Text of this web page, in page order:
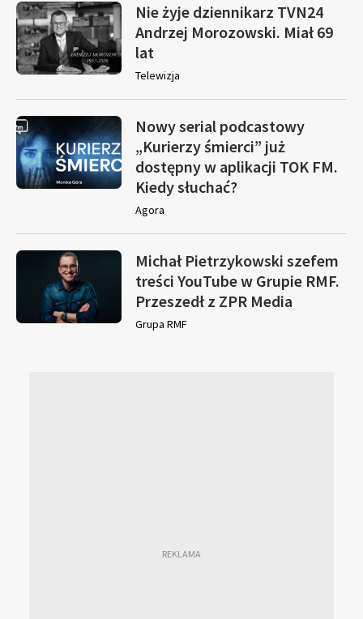
Nie żyje dziennikarz TVN24
Andrzej Morozowski. Miał 69
lat
Telewizja
Nowy serial podcastowy
„Kurierzy śmierci” już
dostępny w aplikacji TOK FM.
Kiedy słuchać?
Agora
Michał Pietrzykowski szefem
treści YouTube w Grupie RMF.
Przeszedł z ZPR Media
Grupa RMF